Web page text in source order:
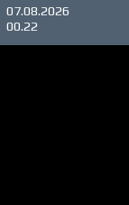
07.08.2026
00.22